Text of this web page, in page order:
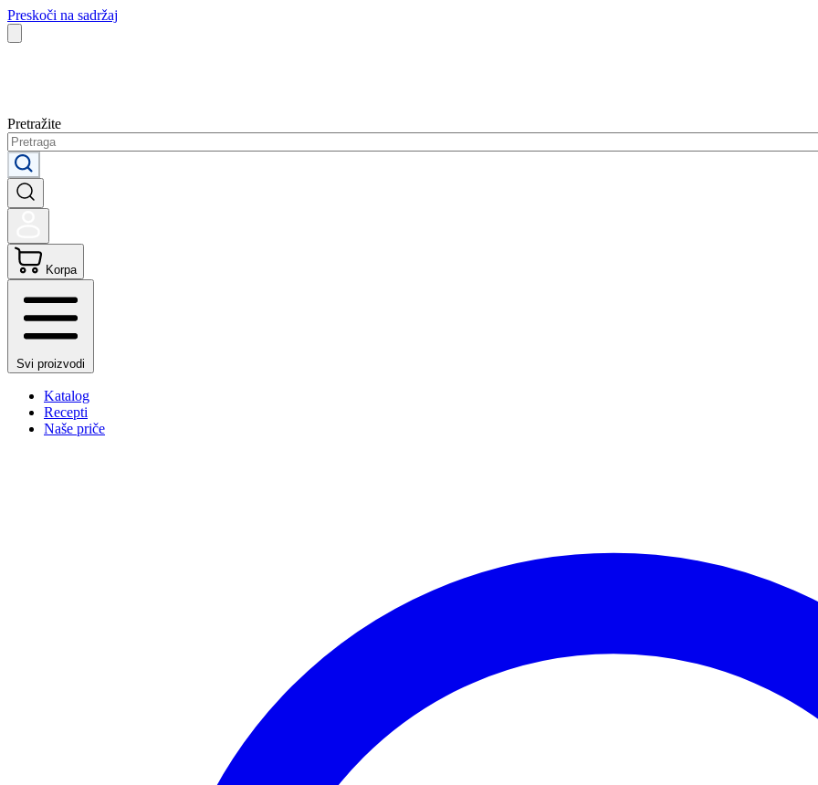
Preskoči na sadržaj
Pretražite
Korpa
Svi proizvodi
Katalog
Recepti
Naše priče